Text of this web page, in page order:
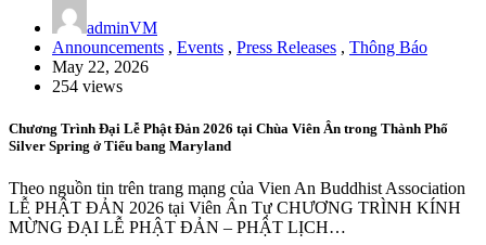
adminVM
Announcements , Events , Press Releases , Thông Báo
May 22, 2026
254 views
Chương Trình Đại Lễ Phật Đản 2026 tại Chùa Viên Ân trong Thành Phố
Silver Spring ở Tiểu bang Maryland
Theo nguồn tin trên trang mạng của Vien An Buddhist Association
LỄ PHẬT ĐẢN 2026 tại Viên Ân Tự CHƯƠNG TRÌNH KÍNH
MỪNG ĐẠI LỄ PHẬT ĐẢN – PHẬT LỊCH…